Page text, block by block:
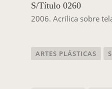
S/Título 0260
2006. Acrílica sobre
ARTES PLÁSTICAS